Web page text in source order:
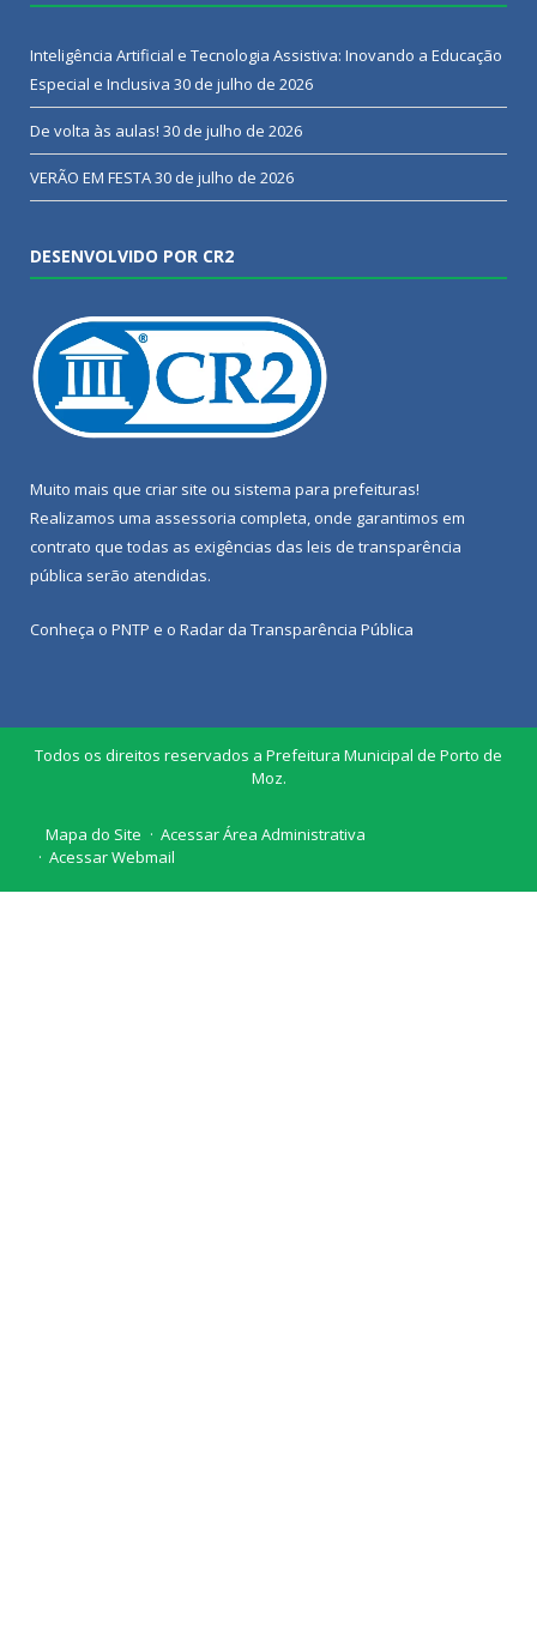
Inteligência Artificial e Tecnologia Assistiva: Inovando a Educação
Especial e Inclusiva 30 de julho de 2026
De volta às aulas! 30 de julho de 2026
VERÃO EM FESTA30 de julho de 2026
DESENVOLVIDO POR CR2
Muito mais que criar site ou sistema para prefeituras!
Realizamos uma assessoria completa, onde garantimos em
contrato que todas as exigências das leis de transparência
pública serão atendidas.
Conheça o PNTP e o Radar da Transparência Pública
Todos os direitos reservados a Prefeitura Municipal de Porto de
Moz.
Mapa do Site
Acessar Área Administrativa
Acessar Webmail